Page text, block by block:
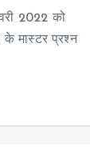
2022 को
के मास्टर प्रश्न